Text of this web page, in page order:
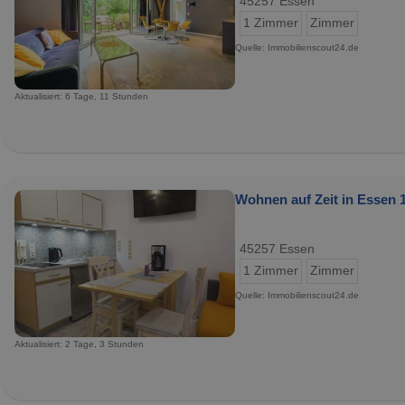
1 Zimmer
Zimmer
Quelle: Immobilienscout24.de
Aktualisiert: 6 Tage, 11 Stunden
Wohnen auf Zeit in Essen
45257 Essen
1 Zimmer
Zimmer
Quelle: Immobilienscout24.de
Aktualisiert: 2 Tage, 3 Stunden